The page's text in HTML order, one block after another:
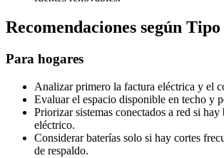
Recomendaciones según
Para hogares
Analizar primero la factura eléctrica y el
Evaluar el espacio disponible en techo y
Priorizar sistemas conectados a red si
eléctrico.
Considerar baterías solo si hay cortes
de respaldo.